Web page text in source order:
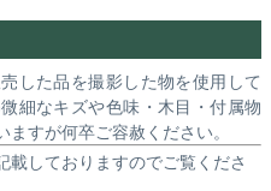
した品を撮影した物を使用して
細なキズや色味・木目・付属物
すが何卒ご容赦ください。
載しておりますのでご覧くださ